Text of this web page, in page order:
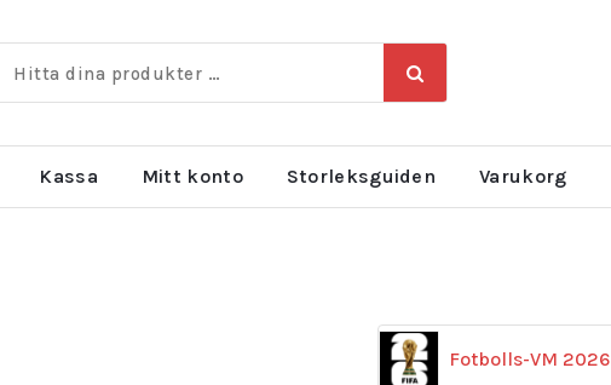
Kassa Mitt konto Storleksguiden Varukorg
Fotbolls-VM 2026